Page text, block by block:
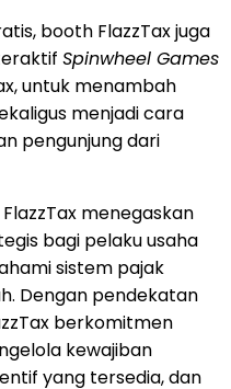
booth FlazzTax juga
Spinwheel Games
untuk menambah
menjadi cara
pengunjung dari
menegaskan
bagi pelaku usaha
sistem pajak
Dengan pendekatan
berkomitmen
kewajiban
yang tersedia, dan